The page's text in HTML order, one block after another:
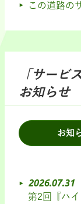
この道路の
「サービ
お知らせ
お知
2026.07.31
第2回『ハ